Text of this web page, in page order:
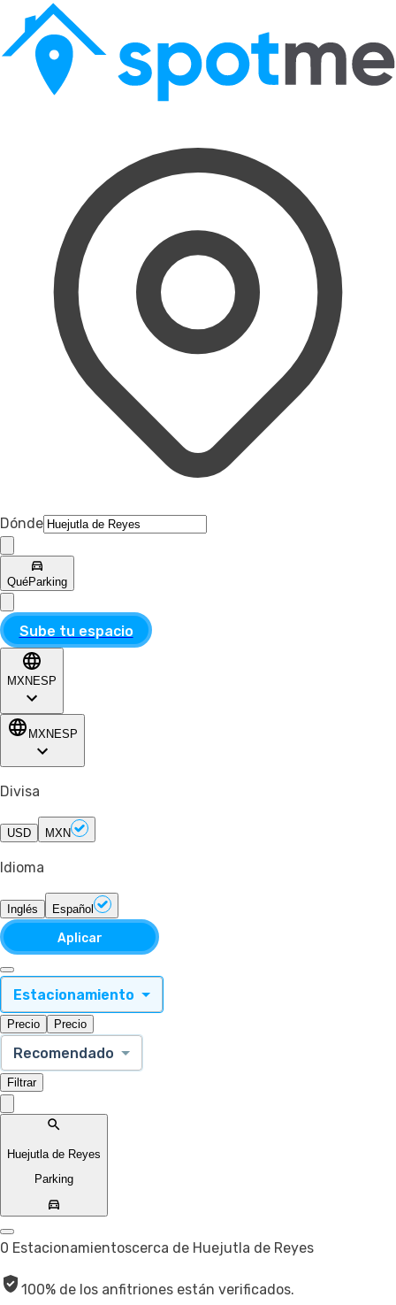
Dónde
QuéParking
Sube tu espacio
MXN ESP
MXN ESP
Divisa
USD MXN
Idioma
Inglés Español
Aplicar
Estacionamiento
Precio Precio
Recomendado
Filtrar
Huejutla de Reyes
Parking
0 Estacionamientoscerca de Huejutla de Reyes
100% de los anfitriones están verificados.